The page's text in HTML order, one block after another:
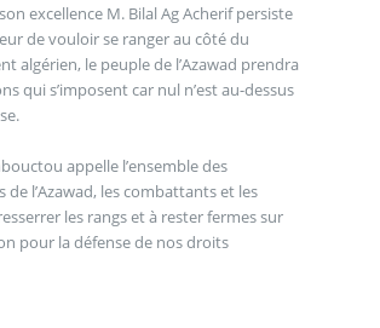
excellence M. Bilal Ag Acherif persiste
de vouloir se ranger au côté du
algérien, le peuple de l’Azawad prendra
qui s’imposent car nul n’est au-dessus
appelle l’ensemble des
l’Azawad, les combattants et les
les rangs et à rester fermes sur
pour la défense de nos droits